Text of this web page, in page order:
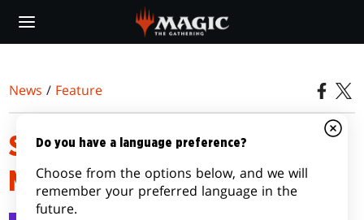
main
News / Feature
STRIXHAVEN: AKADEMIE DER
MAGIER: PRODUKTÜBERSICHT
Do you have a language preference?
Choose from the options below, and we will
remember your preferred language in the
future.